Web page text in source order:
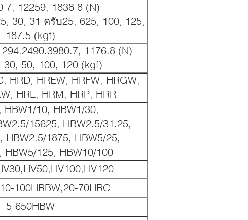
12259, 1838.8 (N)
30, 31 ครับ25, 625, 100, 125,
187.5 (kgf)
1176.8 (N)
30, 50, 100, 120 (kgf)
HRD, HREW, HRFW, HRGW,
HRL, HRM, HRP, HRR
HBW1/10, HBW1/30,
15625, HBW2.5/31.25,
HBW2.5/1875, HBW5/25,
HBW5/125, HBW10/100
100HRBW,20-70HRC
5-650HBW